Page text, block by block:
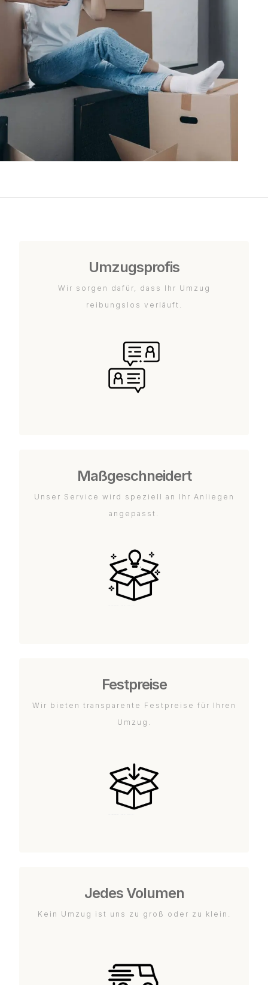
Umzugsprofis
Wir sorgen dafür, dass Ihr Umzug
reibungslos verläuft.
Maßgeschneidert
Unser Service wird speziell an Ihr Anliegen
angepasst.
Festpreise
Wir bieten transparente Festpreise für Ihren
Umzug.
Jedes Volumen
Kein Umzug ist uns zu groß oder zu klein.